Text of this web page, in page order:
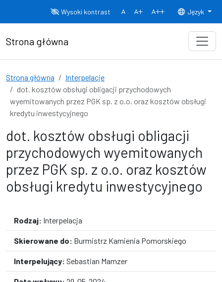
Wysoki kontrast
Normalny rozmiar czcionki
Rozmiar czcionki 150% Rozmiar
Język
Strona główna
Strona główna
Interpelacje
dot. kosztów obsługi obligacji przychodowych
wyemitowanych przez PGK sp. z o.o. oraz kosztów obsługi
kredytu inwestycyjnego
dot. kosztów obsługi obligacji
przychodowych wyemitowanych
przez PGK sp. z o.o. oraz kosztów
obsługi kredytu inwestycyjnego
Rodzaj: Interpelacja
Skierowane do: Burmistrz Kamienia Pomorskiego
Interpelujący: Sebastian Mamzer